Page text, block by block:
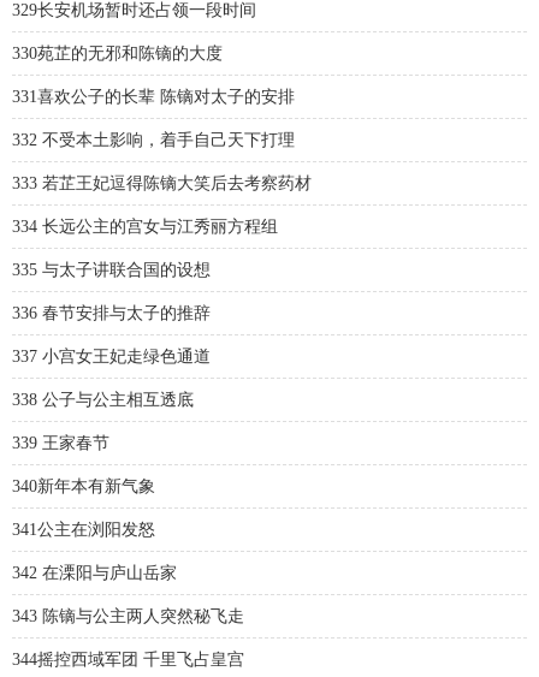
329长安机场暂时还占领一段时间
330苑芷的无邪和陈镝的大度
331喜欢公子的长辈 陈镝对太子的安排
332 不受本土影响，着手自己天下打理
333 若芷王妃逗得陈镝大笑后去考察药材
334 长远公主的宫女与江秀丽方程组
335 与太子讲联合国的设想
336 春节安排与太子的推辞
337 小宫女王妃走绿色通道
338 公子与公主相互透底
339 王家春节
340新年本有新气象
341公主在浏阳发怒
342 在溧阳与庐山岳家
343 陈镝与公主两人突然秘飞走
344摇控西域军团 千里飞占皇宫